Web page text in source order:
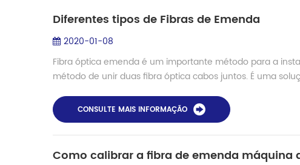
Diferentes tipos de Fibras de Emenda
2020-01-08
Fibra óptica emenda é um importante método para a
método de unir duas fibra óptica cabos juntos. É uma
CONSULTE MAIS INFORMAÇÃO
Como calibrar a fibra de emenda máquina